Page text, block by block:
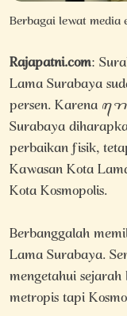
Berbagai lewat media
Rajapatni.com:
Lama Surabaya
persen. Karena
Surabaya
perbaikan fisik,
Kawasan Kota
Kota Kosmopolis.
Lama Surabaya.
mengetahui
metropis tapi